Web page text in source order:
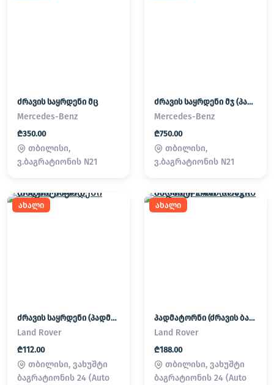
ძრავის საყრდენი მც
Mercedes-Benz
₾350.00
თბილისი,
ვ.ბაგრატიონის N21
ძრავის საყრდენი მჯ (პადმატორნი)
Mercedes-Benz
₾750.00
თბილისი,
ვ.ბაგრატიონის N21
ახალი
ძრავის საყრდენი (პადმატორნი)
Land Rover
₾112.00
თბილისი, ვახუშტი
ბაგრატიონის 24 (Auto
ახალი
პადმატორნი (ძრავის ბალიში) LAND ROVER
Land Rover
₾188.00
თბილისი, ვახუშტი
ბაგრატიონის 24 (Auto